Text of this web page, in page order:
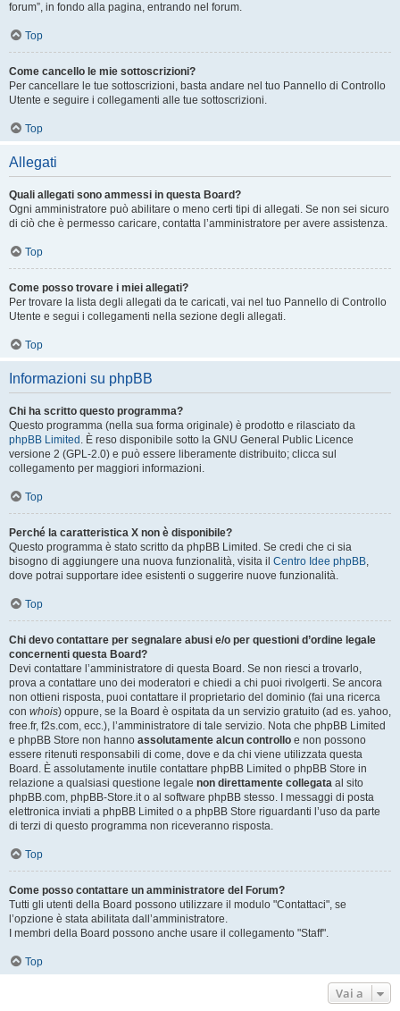
forum”, in fondo alla pagina, entrando nel forum.
Top
Come cancello le mie sottoscrizioni?
Per cancellare le tue sottoscrizioni, basta andare nel tuo Pannello di Controllo
Utente e seguire i collegamenti alle tue sottoscrizioni.
Top
Allegati
Quali allegati sono ammessi in questa Board?
Ogni amministratore può abilitare o meno certi tipi di allegati. Se non sei sicuro
di ciò che è permesso caricare, contatta l’amministratore per avere assistenza.
Top
Come posso trovare i miei allegati?
Per trovare la lista degli allegati da te caricati, vai nel tuo Pannello di Controllo
Utente e segui i collegamenti nella sezione degli allegati.
Top
Informazioni su phpBB
Chi ha scritto questo programma?
Questo programma (nella sua forma originale) è prodotto e rilasciato da
phpBB Limited . È reso disponibile sotto la GNU General Public Licence
versione 2 (GPL-2.0) e può essere liberamente distribuito; clicca sul
collegamento per maggiori informazioni.
Top
Perché la caratteristica X non è disponibile?
Questo programma è stato scritto da phpBB Limited. Se credi che ci sia
bisogno di aggiungere una nuova funzionalità, visita il Centro Idee phpBB,
dove potrai supportare idee esistenti o suggerire nuove funzionalità.
Top
Chi devo contattare per segnalare abusi e/o per questioni d’ordine legale
concernenti questa Board?
Devi contattare l’amministratore di questa Board. Se non riesci a trovarlo,
prova a contattare uno dei moderatori e chiedi a chi puoi rivolgerti. Se ancora
non ottieni risposta, puoi contattare il proprietario del dominio (fai una ricerca
con whois) oppure, se la Board è ospitata da un servizio gratuito (ad es. yahoo,
free.fr, f2s.com, ecc.), l’amministratore di tale servizio. Nota che phpBB Limited
e phpBB Store non hanno assolutamente alcun controllo e non possono
essere ritenuti responsabili di come, dove e da chi viene utilizzata questa
Board. È assolutamente inutile contattare phpBB Limited o phpBB Store in
relazione a qualsiasi questione legale non direttamente collegata al sito
phpBB.com, phpBB-Store.it o al software phpBB stesso. I messaggi di posta
elettronica inviati a phpBB Limited o a phpBB Store riguardanti l’uso da parte
di terzi di questo programma non riceveranno risposta.
Top
Come posso contattare un amministratore del Forum?
Tutti gli utenti della Board possono utilizzare il modulo "Contattaci", se
l’opzione è stata abilitata dall’amministratore.
I membri della Board possono anche usare il collegamento "Staff".
Top
Vai a